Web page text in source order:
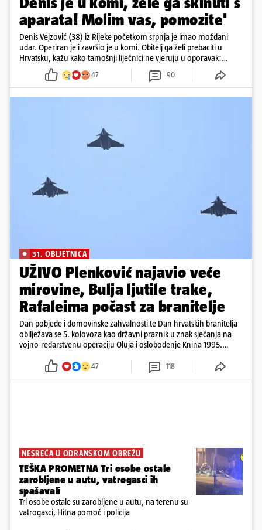
aparata! Molim vas, pomozite'
Denis Vejzović (38) iz Rijeke početkom srpnja je imao moždani
udar. Operiran je i završio je u komi. Obitelj ga želi prebaciti u
Hrvatsku, kažu kako tamošnji liječnici ne vjeruju u oporavak:
'Imamo 72 sata'
47 90
31. OBLJETNICA
UŽIVO Plenković najavio veće
mirovine, Bulja ljutile trake,
Rafaleima počast za branitelje
Dan pobjede i domovinske zahvalnosti te Dan hrvatskih branitelja
obilježava se 5. kolovoza kao državni praznik u znak sjećanja na
vojno-redarstvenu operaciju Oluja i oslobođenje Knina 1995.
47 118
NESREĆA U ODRANSKOM OBREŽU
TEŠKA PROMETNA Tri osobe ostale
zarobljene u autu, vatrogasci ih
spašavali
Tri osobe ostale su zarobljene u autu, na terenu su
vatrogasci, Hitna pomoć i policija